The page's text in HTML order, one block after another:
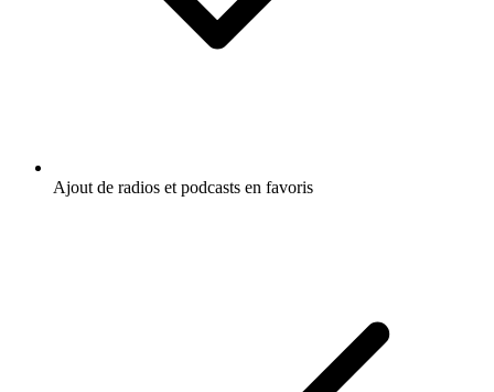
Ajout de radios et podcasts en favoris